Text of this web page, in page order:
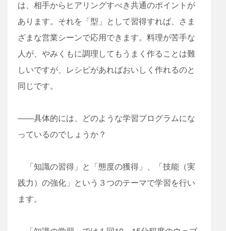
は、相手からヒアリングすべき共通のポイントが
あります。それを「型」として習得すれば、さま
ざまな営業シーンで応用できます。料理が苦手な
人が、やみくもに調理してもうまく作ることは難
しいですが、レシピがあればおいしく作れるのと
同じです。
――具体的には、どのような学習プログラムにな
っているのでしょうか？
「知識の習得」と「態度の獲得」、「技能（実
践力）の強化」という３つのテーマで学習を行い
ます。